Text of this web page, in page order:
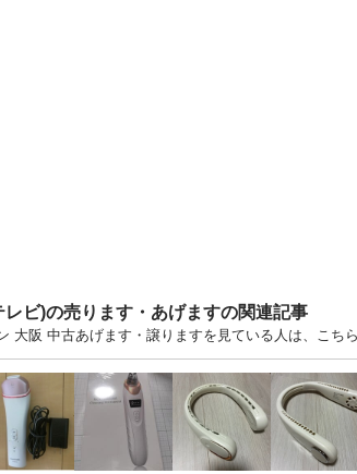
レビ)の売ります・あげますの関連記事
大阪 中古あげます・譲りますを見ている人は、こち